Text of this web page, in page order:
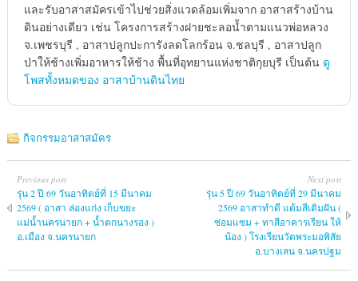
และรับอาสาสมัครเข้าไปช่วยสิ่งแวดล้อมเพิ่มจาก อาสาสร้างบ้าน
ดินอย่างเดียว เช่น โครงการสร้างฝายชะลอน้ำตามแนวพ่อหลวง
จ.เพชรบุรี , อาสาปลูกปะการังลดโลกร้อน จ.ชลบุรี , อาสาปลูก
ป่าให้ช้างเพิ่มอาหารให้ช้าง พื้นที่อุทยานแห่งชาติกุยบุรี เป็นต้น ดู
โพสทั้งหมดของ อาสาบ้านดินไทย
กิจกรรมอาสาสมัคร
Previous post
รุ่น 2 ปี 69 วันอาทิตย์ที่ 15 มีนาคม
2569 ( อาสา ล่องแก่ง เก็บขยะ
แม่น้ำนครนายก + น้ำตกนางรอง )
อ.เมือง จ.นครนายก
Next post
รุ่น 5 ปี 69 วันอาทิตย์ที่ 29 มีนาคม
2569 อาสาทำดี แต้มสีเติมฝัน (
ซ่อมแซม + ทาสีอาคารเรียน ให้
น้อง ) โรงเรียนวัดพระมอพิสัย
อ.บางเลน จ.นครปฐม